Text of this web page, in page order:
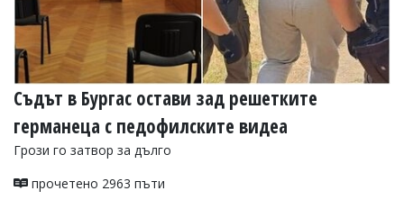
Съдът в Бургас остави зад решетките
германеца с педофилските видеа
Грози го затвор за дълго
прочетено 2963 пъти